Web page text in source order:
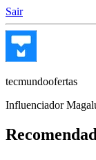
Sair
tecmundoofertas
Influenciador